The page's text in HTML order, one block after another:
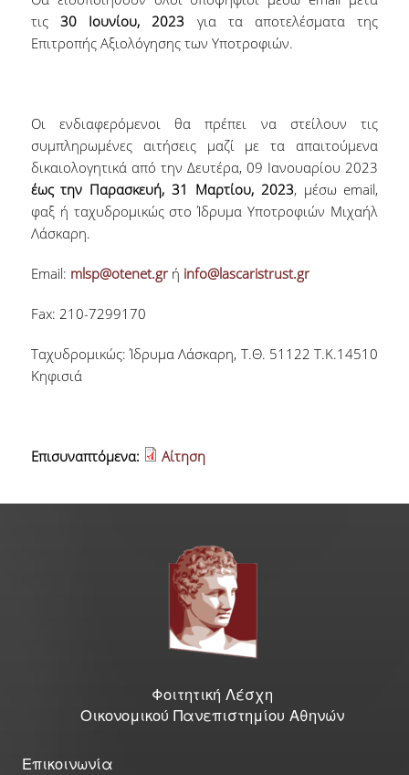
τις 30 Ιουνίου, 2023 για τα αποτελέσματα της
Επιτροπής Αξιολόγησης των Υποτροφιών.
Οι ενδιαφερόμενοι θα πρέπει να στείλουν τις
συμπληρωμένες αιτήσεις μαζί με τα απαιτούμενα
δικαιολογητικά από την Δευτέρα, 09 Ιανουαρίου 2023
έως την Παρασκευή, 31 Μαρτίου, 2023, μέσω email,
φαξ ή ταχυδρομικώς στο Ίδρυμα Υποτροφιών Μιχαήλ
Λάσκαρη.
Email: mlsp@otenet.grή info@lascaristrust.gr
Fax: 210-7299170
Ταχυδρομικώς: Ίδρυμα Λάσκαρη, Τ.Θ. 51122 Τ.Κ.14510
Κηφισιά
Επισυναπτόμενα: Αίτηση
Φοιτητική Λέσχη
Οικονομικού Πανεπιστημίου Αθηνών
Επικοινωνία